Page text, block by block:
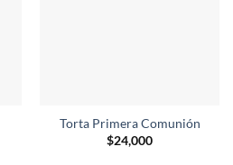
Torta Primera Comunión
$24,000